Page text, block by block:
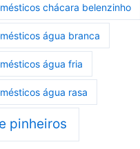
chácara belenzinho
água branca
água fria
água rasa
pinheiros